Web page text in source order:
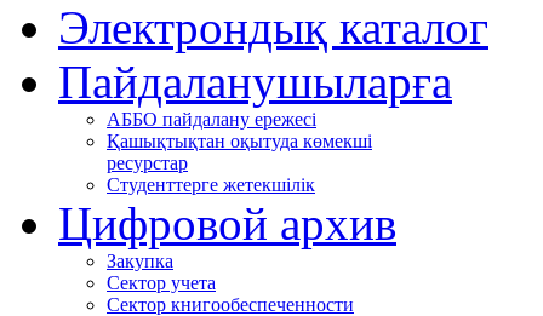
Электрондық каталог
Пайдаланушыларға
АББО пайдалану ережесі
Қашықтықтан оқытуда көмекші
ресурстар
Студенттерге жетекшілік
Цифровой архив
Закупка
Сектор учета
Сектор книгообеспеченности